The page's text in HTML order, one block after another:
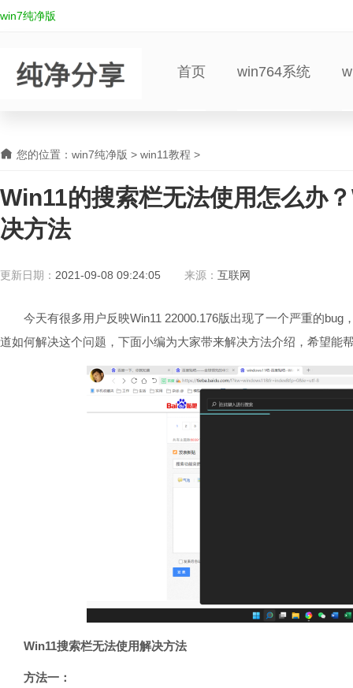
win7纯净版
首页 win764系统
您的位置： win7纯净版 > win11教程 >
Win11的搜索栏无法使用怎么办
决方法
更新日期： 2021-09-08 09:24:05 来源： 互联网
今天有很多用户反映Win11 22000.176版出现了一个严重的bug
道如何解决这个问题，下面小编为大家带来解决方法介绍，希望能
Win11搜索栏无法使用解决方法
方法一：